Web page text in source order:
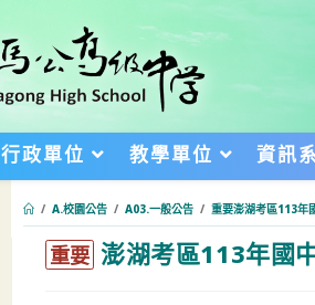
行政單位 教學單位 資訊
/ A.校園公告 / A03.一般公告 / 重要澎湖考區113年
重要 澎湖考區113年國